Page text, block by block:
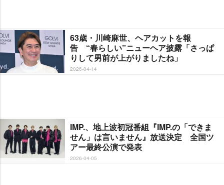
63歳・川崎麻世、ヘアカットを報
告 “春らしい”ニューヘア披露「さっぱ
りして男前が上がりましたね」
2026-04-14
IMP.、地上波初冠番組『IMP.の「できま
せん」は言いません』放送決定 全国ツ
アー最終公演で発表
2026-04-05